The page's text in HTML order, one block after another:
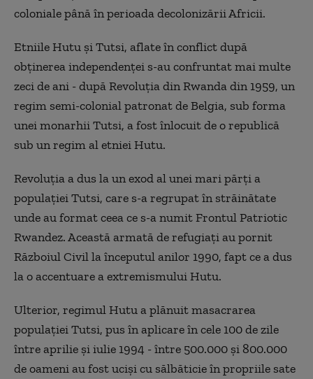
coloniale până în perioada decolonizării Africii.
Etniile Hutu și Tutsi, aflate în conflict după
obținerea independenței s-au confruntat mai multe
zeci de ani - după Revoluția din Rwanda din 1959, un
regim semi-colonial patronat de Belgia, sub forma
unei monarhii Tutsi, a fost înlocuit de o republică
sub un regim al etniei Hutu.
Revoluția a dus la un exod al unei mari părți a
populației Tutsi, care s-a regrupat în străinătate
unde au format ceea ce s-a numit Frontul Patriotic
Rwandez. Această armată de refugiați au pornit
Războiul Civil la începutul anilor 1990, fapt ce a dus
la o accentuare a extremismului Hutu.
Ulterior, regimul Hutu a plănuit masacrarea
populației Tutsi, pus în aplicare în cele 100 de zile
între aprilie și iulie 1994 - între 500.000 și 800.000
de oameni au fost uciși cu sălbăticie în propriile sate